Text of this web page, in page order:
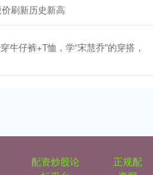
刷新历史新高
牛仔裤+T恤，学“宋慧乔”的穿搭，
配资炒股论
正规配